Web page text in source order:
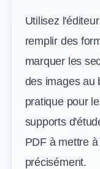
Utilisez
remplir des
marquer les
des images au
pratique pour
supports
PDF à mettre
précisément.